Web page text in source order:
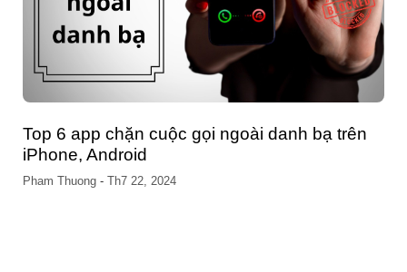
Top 6 app chặn cuộc gọi ngoài danh bạ trên
iPhone, Android
Pham Thuong - Th7 22, 2024